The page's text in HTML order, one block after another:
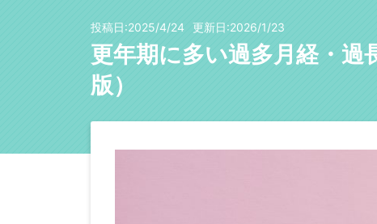
投稿日:2025/4/24 更新日:2026/1/23
更年期に多い過多月経・
版）